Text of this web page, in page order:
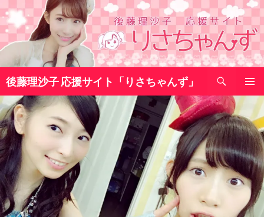
コ
ン
テ
ン
へ
ス
キ
ッ
プ
後藤理沙子 応援サイト「りさちゃんず」
索
メインメ
ニュー